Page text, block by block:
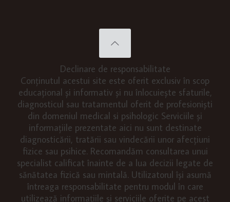
Declinare de responsabilitate
Conținutul acestui site este oferit exclusiv în scop
educațional și informativ și nu înlocuiește sfaturile,
diagnosticul sau tratamentul oferit de profesioniști
din domeniul medical si psihologic Serviciile și
informațiile prezentate aici nu sunt destinate
diagnosticării, tratării sau vindecării unor afecțiuni
fizice sau psihice. Recomandăm consultarea unui
specialist calificat înainte de a lua decizii legate de
sănătatea fizică sau mintală. Utilizatorul își asumă
întreaga responsabilitate pentru modul în care
utilizează informațiile și serviciile oferite pe acest